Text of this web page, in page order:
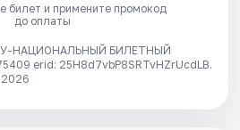
билет и примените промокод
до оплаты
НАЦИОНАЛЬНЫЙ БИЛЕТНЫЙ
erid: 25H8d7vbP8SRTvHZrUcdLB.
2026